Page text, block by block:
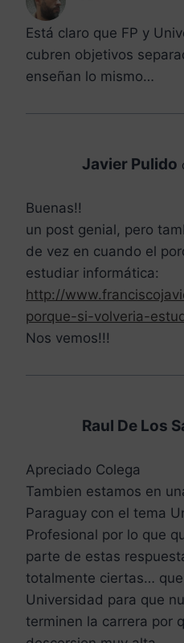
Está claro que FP y
cubren objetivos
enseñan lo mismo…
Javier Pulido
Buenas!!
un post genial, pero
de vez en cuando el
estudiar informática:
http://
porque-si-volveria-
Nos vemos!!!
Raul De Los
Apreciado Colega
Tambien estamos en
Paraguay con el tema
Profesional por lo que
parte de estas
totalmente ciertas…
Universidad para que
terminen la carrera por